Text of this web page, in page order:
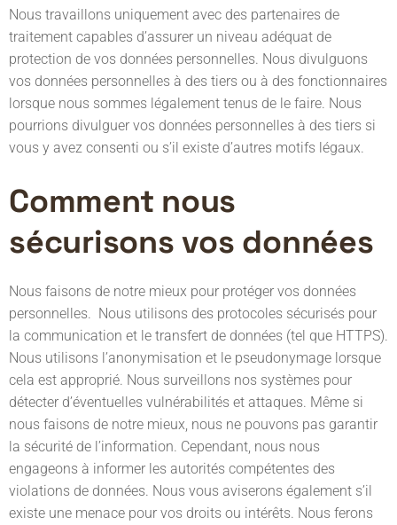
Nous travaillons uniquement avec des partenaires de
traitement capables d’assurer un niveau adéquat de
protection de vos données personnelles. Nous divulguons
vos données personnelles à des tiers ou à des fonctionnaires
lorsque nous sommes légalement tenus de le faire. Nous
pourrions divulguer vos données personnelles à des tiers si
vous y avez consenti ou s’il existe d’autres motifs légaux.
Comment nous
sécurisons vos données
Nous faisons de notre mieux pour protéger vos données
personnelles. Nous utilisons des protocoles sécurisés pour
la communication et le transfert de données (tel que HTTPS).
Nous utilisons l’anonymisation et le pseudonymage lorsque
cela est approprié. Nous surveillons nos systèmes pour
détecter d’éventuelles vulnérabilités et attaques. Même si
nous faisons de notre mieux, nous ne pouvons pas garantir
la sécurité de l’information. Cependant, nous nous
engageons à informer les autorités compétentes des
violations de données. Nous vous aviserons également s’il
existe une menace pour vos droits ou intérêts. Nous ferons